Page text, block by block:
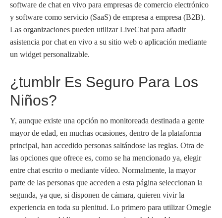
software de chat en vivo para empresas de comercio electrónico
y software como servicio (SaaS) de empresa a empresa (B2B).
Las organizaciones pueden utilizar LiveChat para añadir
asistencia por chat en vivo a su sitio web o aplicación mediante
un widget personalizable.
¿tumblr Es Seguro Para Los
Niños?
Y, aunque existe una opción no monitoreada destinada a gente
mayor de edad, en muchas ocasiones, dentro de la plataforma
principal, han accedido personas saltándose las reglas. Otra de
las opciones que ofrece es, como se ha mencionado ya, elegir
entre chat escrito o mediante vídeo. Normalmente, la mayor
parte de las personas que acceden a esta página seleccionan la
segunda, ya que, si disponen de cámara, quieren vivir la
experiencia en toda su plenitud. Lo primero para utilizar Omegle